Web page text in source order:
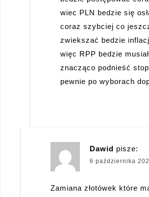
wiec PLN bedzie się
coraz szybciej co
zwiekszać bedzie
więc RPP bedzie
znacząco podnieść
pewnie po wyborach
Dawid pisze:
6 października
Zamiana złotówek które